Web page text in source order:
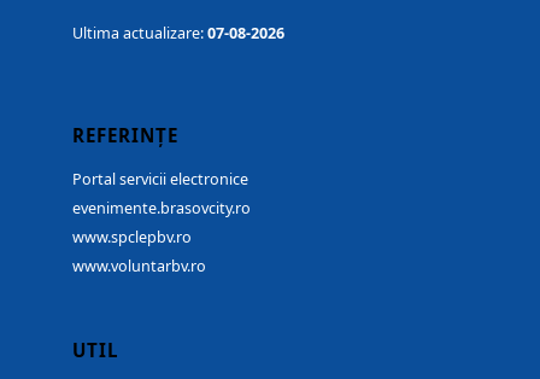
Ultima actualizare:07-08-2026
REFERINȚE
Portal servicii electronice
evenimente.brasovcity.ro
www.spclepbv.ro
www.voluntarbv.ro
UTIL